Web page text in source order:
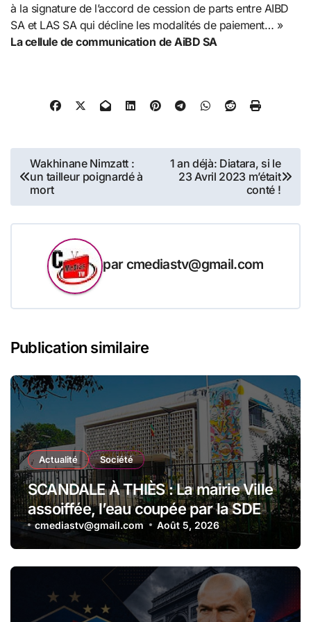
à la signature de l’accord de cession de parts entre AIBD
SA et LAS SA qui décline les modalités de paiement… »
La cellule de communication de AiBD SA
Navigation
de
l’article
Wakhinane Nimzatt :
un tailleur poignardé à
mort
1 an déjà: Diatara, si le
23 Avril 2023 m’était
conté !
parcmediastv@gmail.com
Publication similaire
Actualité Société
SCANDALE À THIÈS : La mairie Ville
assoiffée, l’eau coupée par la SDE
pour impayés en plein festival de
millions !
cmediastv@gmail.com Août 5, 2026